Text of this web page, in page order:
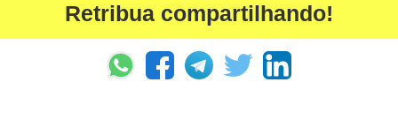
Retribua compartilhando!